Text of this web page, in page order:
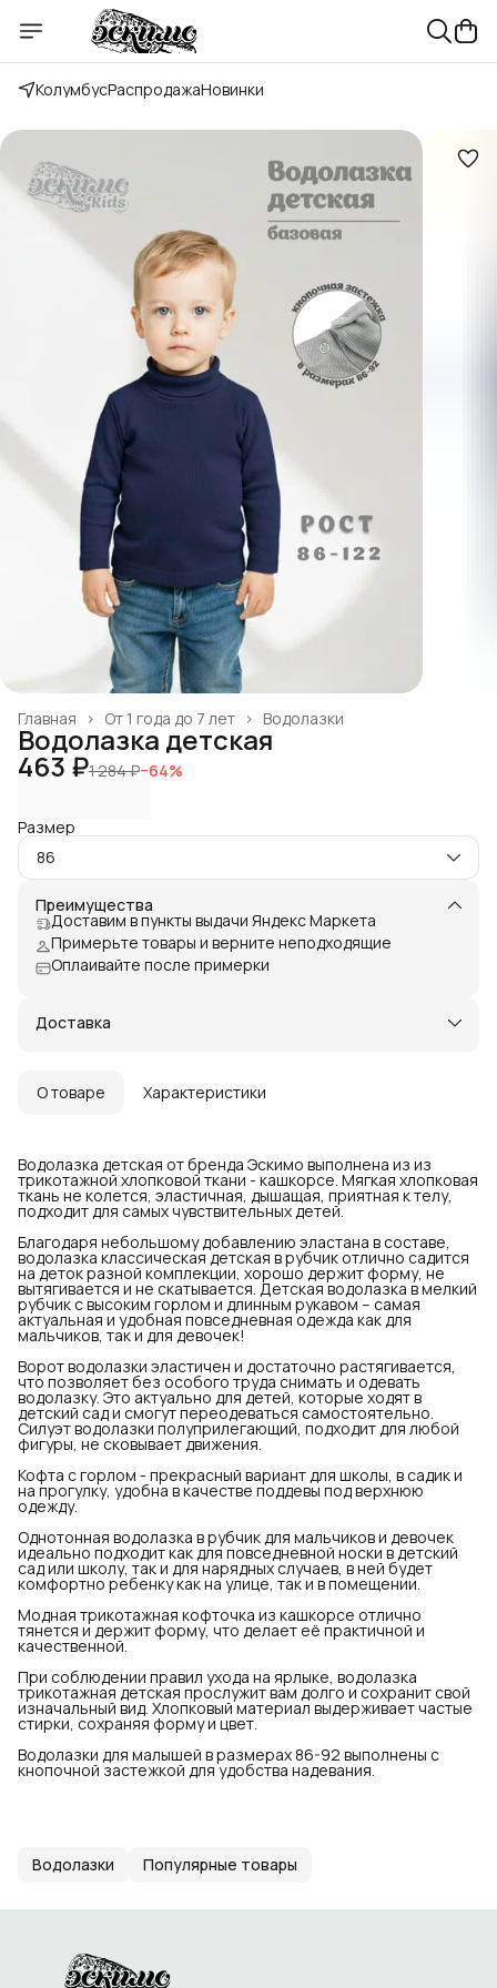
КолумбусРаспродажаНовинки
Водолазки
От 1 года до 7 лет ›
Главная ›
Водолазка детская
463 ₽1 284 ₽−64%
Размер
86
Преимущества
Доставим в пункты выдачи Яндекс Маркета
Примерьте товары и верните неподходящие
Оплаивайте после примерки
Доставка
О товаре Характеристики
Водолазка детская от бренда Эскимо выполнена из из
трикотажной хлопковой ткани - кашкорсе. Мягкая хлопковая
ткань не колется, эластичная, дышащая, приятная к телу,
подходит для самых чувствительных детей.
Благодаря небольшому добавлению эластана в составе,
водолазка классическая детская в рубчик отлично садится
на деток разной комплекции, хорошо держит форму, не
вытягивается и не скатывается. Детская водолазка в мелкий
рубчик с высоким горлом и длинным рукавом – самая
актуальная и удобная повседневная одежда как для
мальчиков, так и для девочек!
Ворот водолазки эластичен и достаточно растягивается,
что позволяет без особого труда снимать и одевать
водолазку. Это актуально для детей, которые ходят в
детский сад и смогут переодеваться самостоятельно.
Силуэт водолазки полуприлегающий, подходит для любой
фигуры, не сковывает движения.
Кофта с горлом - прекрасный вариант для школы, в садик и
на прогулку, удобна в качестве поддевы под верхнюю
одежду.
Однотонная водолазка в рубчик для мальчиков и девочек
идеально подходит как для повседневной носки в детский
сад или школу, так и для нарядных случаев, в ней будет
комфортно ребенку как на улице, так и в помещении.
Модная трикотажная кофточка из кашкорсе отлично
тянется и держит форму, что делает её практичной и
качественной.
При соблюдении правил ухода на ярлыке, водолазка
трикотажная детская прослужит вам долго и сохранит свой
изначальный вид. Хлопковый материал выдерживает частые
стирки, сохраняя форму и цвет.
Водолазки для малышей в размерах 86-92 выполнены с
кнопочной застежкой для удобства надевания.
Водолазки Популярные товары